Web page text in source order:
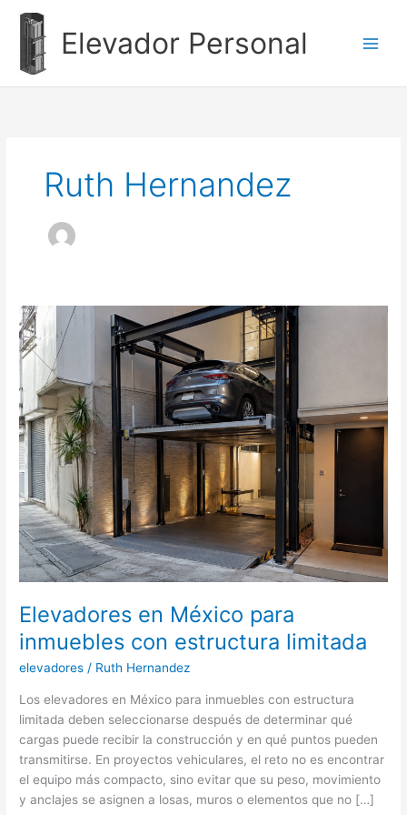
contenido
Elevador Personal
Ruth Hernandez
Elevadores en México para
inmuebles con estructura limitada
elevadores / Ruth Hernandez
Los elevadores en México para inmuebles con estructura
limitada deben seleccionarse después de determinar qué
cargas puede recibir la construcción y en qué puntos pueden
transmitirse. En proyectos vehiculares, el reto no es encontrar
el equipo más compacto, sino evitar que su peso, movimiento
y anclajes se asignen a losas, muros o elementos que no […]